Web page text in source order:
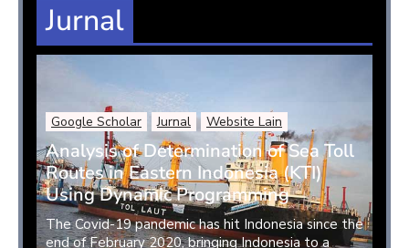
Jurnal
Google Scholar Jurnal Website Lain
Analysis of Determination of Sea Toll
Routes in Eastern Indonesia (KTI)
Using Dynamic Programming
The Covid-19 pandemic has hit Indonesia since the
end of February 2020, bringing Indonesia to a